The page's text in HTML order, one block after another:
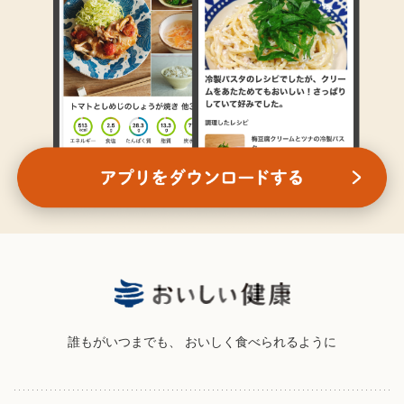
誰もがいつまでも、 おいしく食べられるように